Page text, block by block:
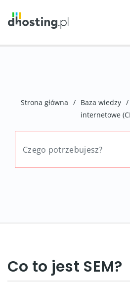
Strona główna / Baza wiedzy /
internetowe
Co to jest SEM?